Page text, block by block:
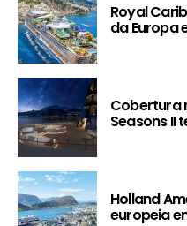
Royal
da Europa
Cobertura
Seasons II
Holland
europeia